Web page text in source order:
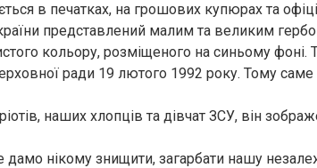
в печатках, на грошових купюрах та
представлений малим та великим
кольору, розміщеного на синьому фоні.
ради 19 лютого 1992 року. Тому
наших хлопців та дівчат ЗСУ, він
нікому знищити, загарбати нашу